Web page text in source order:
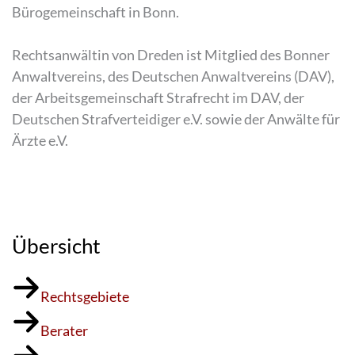
Bürogemeinschaft in Bonn.
Rechtsanwältin von Dreden ist Mitglied des Bonner
Anwaltvereins, des Deutschen Anwaltvereins (DAV),
der Arbeitsgemeinschaft Strafrecht im DAV, der
Deutschen Strafverteidiger e.V. sowie der Anwälte für
Ärzte e.V.
Übersicht
Rechtsgebiete
Berater